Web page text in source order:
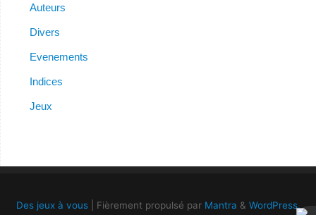
Auteurs
Divers
Evenements
Indices
Jeux
Des jeux à vous| Fièrement propulsé par Mantra & WordPress.